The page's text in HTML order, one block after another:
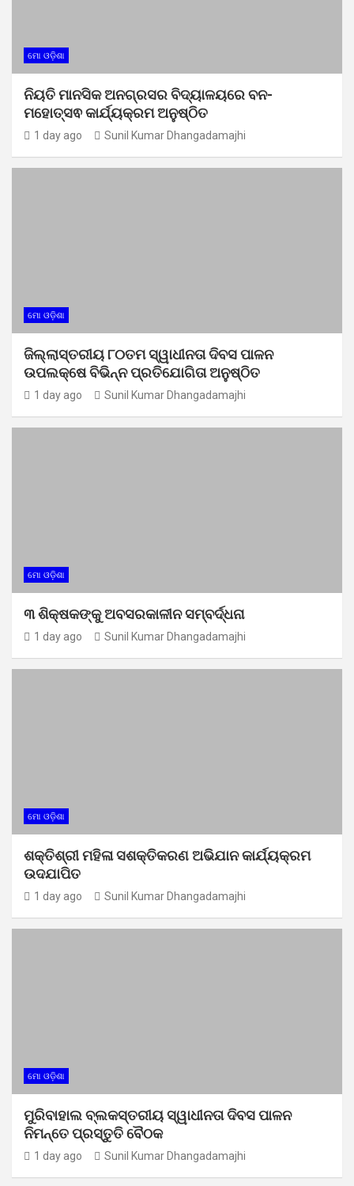
ମୋ ଓଡ଼ିଶା
ନିୟତି ମାନସିକ ଅନଗ୍ରସର ବିଦ୍ୟାଳୟରେ ବନ-
ମହୋତ୍ସଵ କାର୍ଯ୍ୟକ୍ରମ ଅନୁଷ୍ଠିତ
1 day ago Sunil Kumar Dhangadamajhi
ମୋ ଓଡ଼ିଶା
ଜିଲ୍ଲାସ୍ତରୀୟ ୮୦ତମ ସ୍ୱାଧୀନତା ଦିବସ ପାଳନ
ଉପଲକ୍ଷେ ବିଭିନ୍ନ ପ୍ରତିଯୋଗିତା ଅନୁଷ୍ଠିତ
1 day ago Sunil Kumar Dhangadamajhi
ମୋ ଓଡ଼ିଶା
୩ ଶିକ୍ଷକଙ୍କୁ ଅବସରକାଳୀନ ସମ୍ବର୍ଦ୍ଧନା
1 day ago Sunil Kumar Dhangadamajhi
ମୋ ଓଡ଼ିଶା
ଶକ୍ତିଶ୍ରୀ ମହିଳା ସଶକ୍ତିକରଣ ଅଭିଯାନ କାର୍ଯ୍ୟକ୍ରମ
ଉଦଯାପିତ
1 day ago Sunil Kumar Dhangadamajhi
ମୋ ଓଡ଼ିଶା
ମୁରିବାହାଲ ବ୍ଲକସ୍ତରୀୟ ସ୍ୱାଧୀନତା ଦିବସ ପାଳନ
ନିମନ୍ତେ ପ୍ରସ୍ତୁତି ବୈଠକ
1 day ago Sunil Kumar Dhangadamajhi